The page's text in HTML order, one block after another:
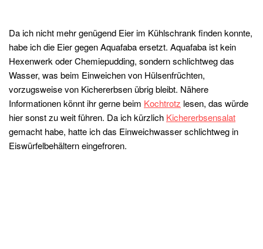
Da ich nicht mehr genügend Eier im Kühlschrank finden konnte,
habe ich die Eier gegen Aquafaba ersetzt. Aquafaba ist kein
Hexenwerk oder Chemiepudding, sondern schlichtweg das
Wasser, was beim Einweichen von Hülsenfrüchten,
vorzugsweise von Kichererbsen übrig bleibt. Nähere
Informationen könnt ihr gerne beim Kochtrotz lesen, das würde
hier sonst zu weit führen. Da ich kürzlich Kichererbsensalat
gemacht habe, hatte ich das Einweichwasser schlichtweg in
Eiswürfelbehältern eingefroren.